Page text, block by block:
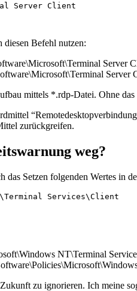
Server Client
diesen Befehl nutzen:
Server
Server
mittels *.rdp-Datei. Ohne
zurückgreifen.
weg?
Setzen folgenden Wertes in
Services\Client
NT\Terminal
zu ignorieren. Ich meine